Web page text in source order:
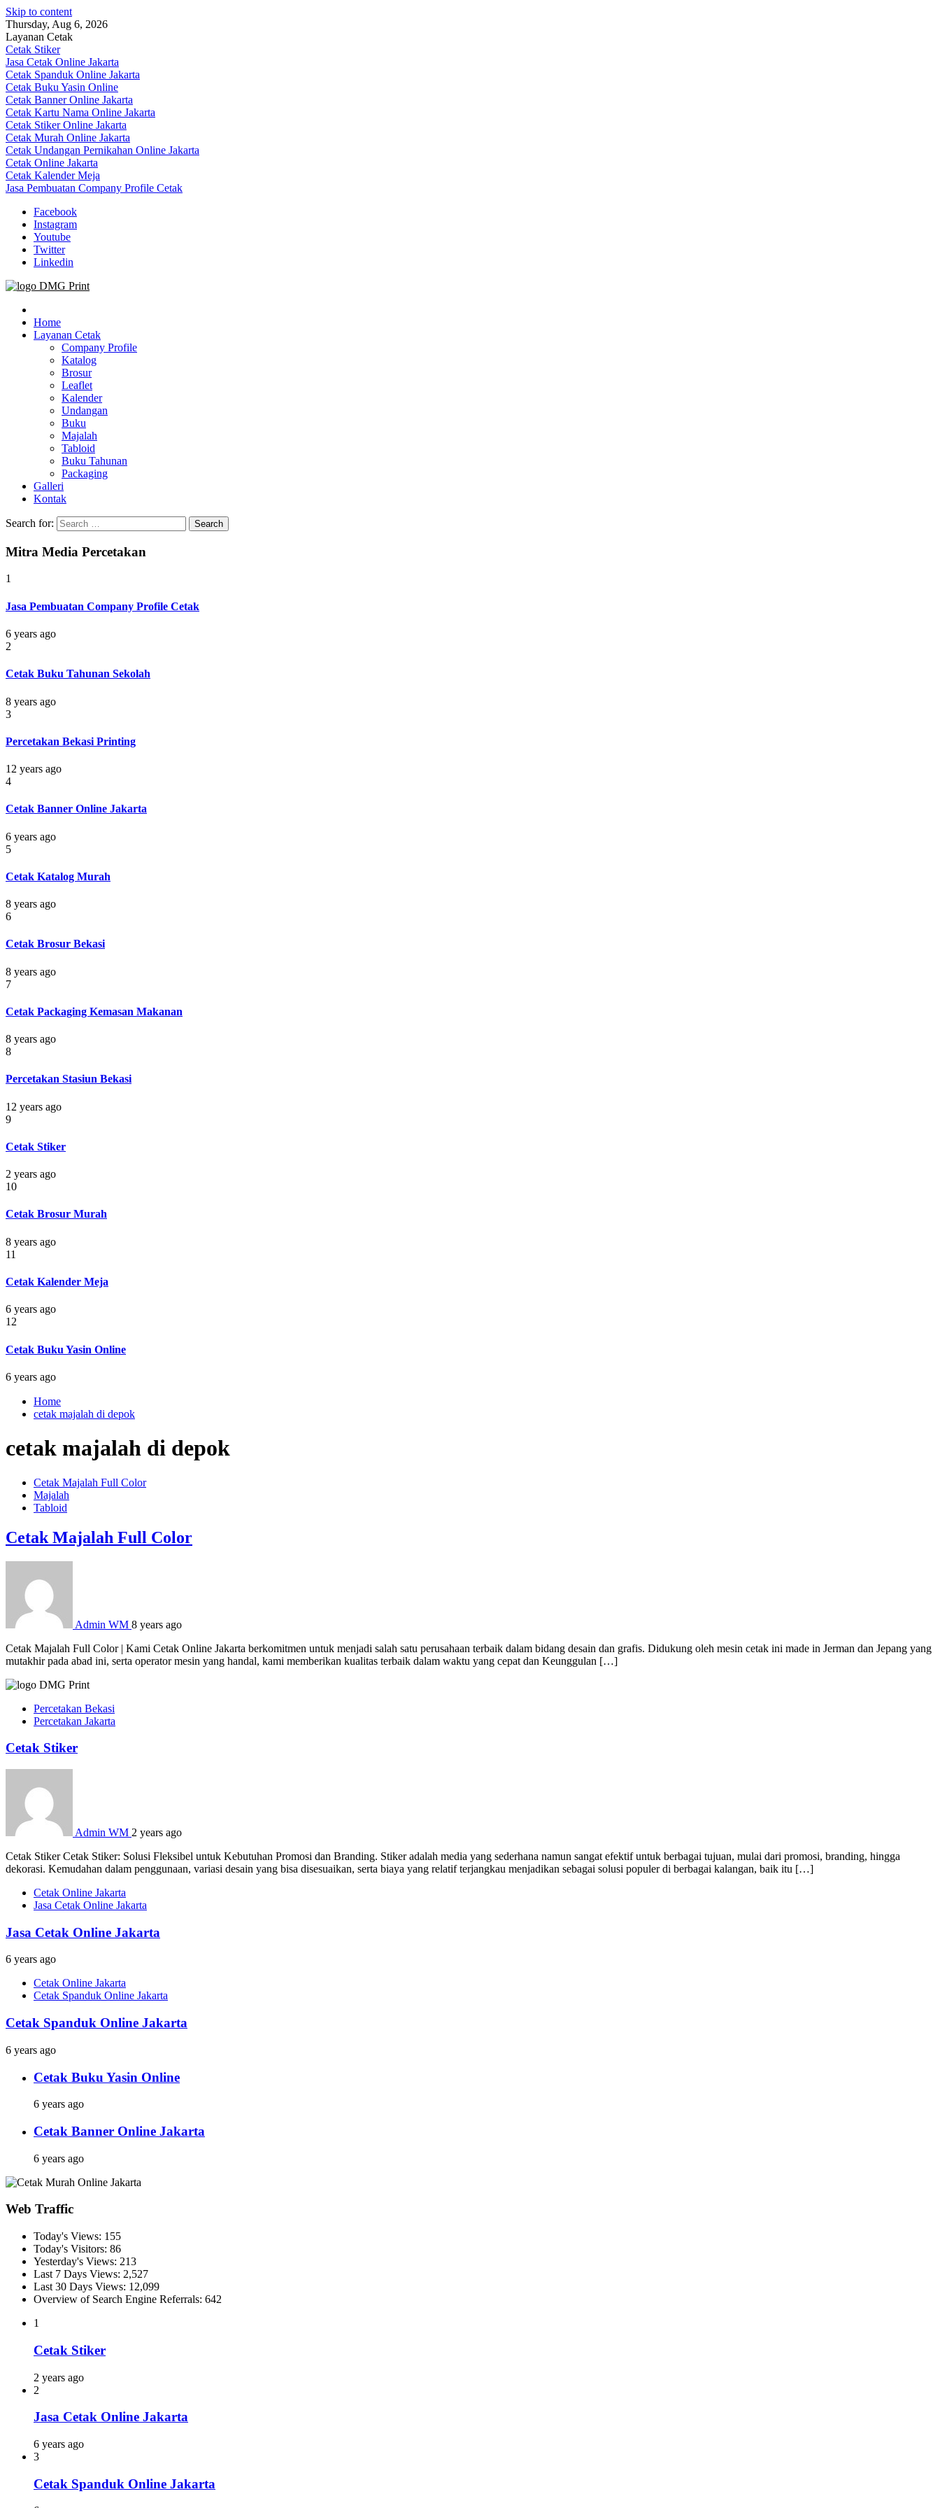
Skip to content
Thursday, Aug 6, 2026
Layanan Cetak
Cetak Stiker
Jasa Cetak Online Jakarta
Cetak Spanduk Online Jakarta
Cetak Buku Yasin Online
Cetak Banner Online Jakarta
Cetak Kartu Nama Online Jakarta
Cetak Stiker Online Jakarta
Cetak Murah Online Jakarta
Cetak Undangan Pernikahan Online Jakarta
Cetak Online Jakarta
Cetak Kalender Meja
Jasa Pembuatan Company Profile Cetak
Facebook
Instagram
Youtube
Twitter
Linkedin
Jasa Cetak Online DMG Printing
Home
Layanan Cetak
Company Profile
Katalog
Brosur
Leaflet
Kalender
Undangan
Buku
Majalah
Tabloid
Buku Tahunan
Packaging
Galleri
Kontak
Search for:
Mitra Media Percetakan
1
Jasa Pembuatan Company Profile Cetak
6 years ago
2
Cetak Buku Tahunan Sekolah
8 years ago
3
Percetakan Bekasi Printing
12 years ago
4
Cetak Banner Online Jakarta
6 years ago
5
Cetak Katalog Murah
8 years ago
6
Cetak Brosur Bekasi
8 years ago
7
Cetak Packaging Kemasan Makanan
8 years ago
8
Percetakan Stasiun Bekasi
12 years ago
9
Cetak Stiker
2 years ago
10
Cetak Brosur Murah
8 years ago
11
Cetak Kalender Meja
6 years ago
12
Cetak Buku Yasin Online
6 years ago
Home
cetak majalah di depok
cetak majalah di depok
Cetak Majalah Full Color
Majalah
Tabloid
Cetak Majalah Full Color
Admin WM 8 years ago
Cetak Majalah Full Color | Kami Cetak Online Jakarta berkomitmen untuk menjadi salah satu perusahaan terbaik dalam bidang desain dan grafis. Didukung oleh mesin cetak ini made in Jerman dan Jepang yang
mutakhir pada abad ini, serta operator mesin yang handal, kami memberikan kualitas terbaik dalam waktu yang cepat dan Keunggulan […]
Percetakan Bekasi
Percetakan Jakarta
Cetak Stiker
Admin WM 2 years ago
Cetak Stiker Cetak Stiker: Solusi Fleksibel untuk Kebutuhan Promosi dan Branding. Stiker adalah media yang sederhana namun sangat efektif untuk berbagai tujuan, mulai dari promosi, branding, hingga
dekorasi. Kemudahan dalam penggunaan, variasi desain yang bisa disesuaikan, serta biaya yang relatif terjangkau menjadikan sebagai solusi populer di berbagai kalangan, baik itu […]
Cetak Online Jakarta
Jasa Cetak Online Jakarta
Jasa Cetak Online Jakarta
6 years ago
Cetak Online Jakarta
Cetak Spanduk Online Jakarta
Cetak Spanduk Online Jakarta
6 years ago
Cetak Buku Yasin Online
6 years ago
Cetak Banner Online Jakarta
6 years ago
Web Traffic
Today's Views: 155
Today's Visitors: 86
Yesterday's Views: 213
Last 7 Days Views: 2,527
Last 30 Days Views: 12,099
Overview of Search Engine Referrals: 642
1
Cetak Stiker
2 years ago
2
Jasa Cetak Online Jakarta
6 years ago
3
Cetak Spanduk Online Jakarta